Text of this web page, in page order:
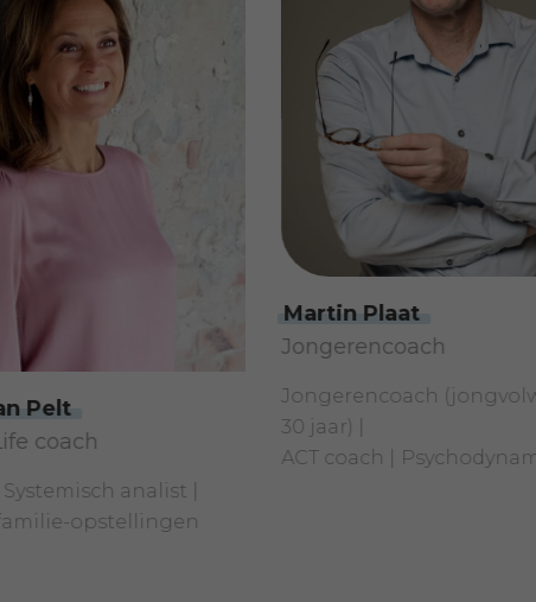
analist
Martin Plaat
Jongerencoach
Jongerencoach (jongvolwassen tot
ACT coach Psychodynamica